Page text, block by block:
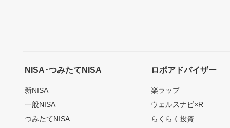
NISA･つみたてNISA
新NISA
一般NISA
つみたてNISA
ロボアドバイザー
楽ラップ
ウェルスナビ×R
らくらく投資